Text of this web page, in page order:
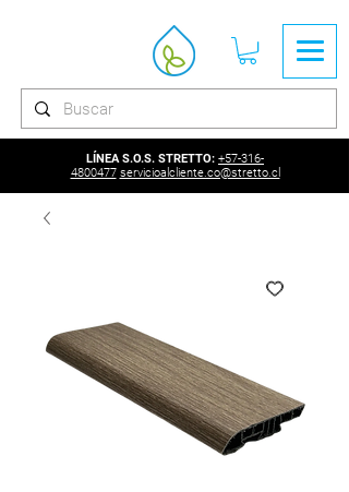
LÍNEA S.O.S. STRETTO: +57-316-
4800477 servicioalcliente.co@stretto.cl